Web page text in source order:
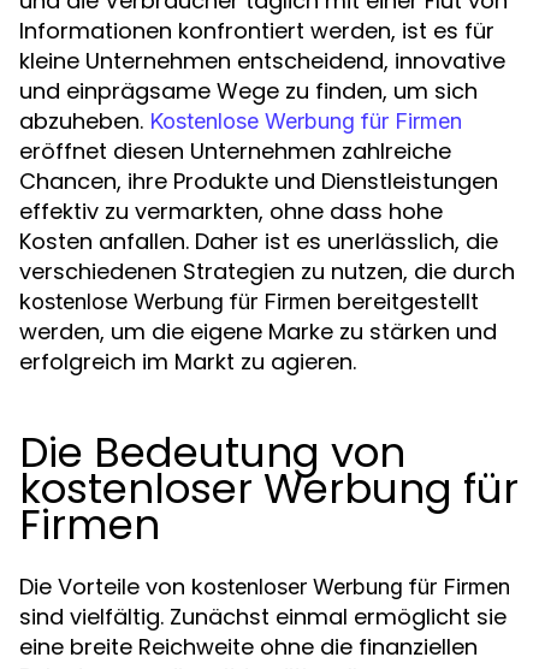
Informationen konfrontiert werden, ist es für
kleine Unternehmen entscheidend, innovative
und einprägsame Wege zu finden, um sich
abzuheben. Kostenlose Werbung für Firmen
eröffnet diesen Unternehmen zahlreiche
Chancen, ihre Produkte und Dienstleistungen
effektiv zu vermarkten, ohne dass hohe
Kosten anfallen. Daher ist es unerlässlich, die
verschiedenen Strategien zu nutzen, die durch
kostenlose Werbung für Firmen bereitgestellt
werden, um die eigene Marke zu stärken und
erfolgreich im Markt zu agieren.
Die Bedeutung von
kostenloser Werbung für
Firmen
Die Vorteile von kostenloser Werbung für Firmen
sind vielfältig. Zunächst einmal ermöglicht sie
eine breite Reichweite ohne die finanziellen